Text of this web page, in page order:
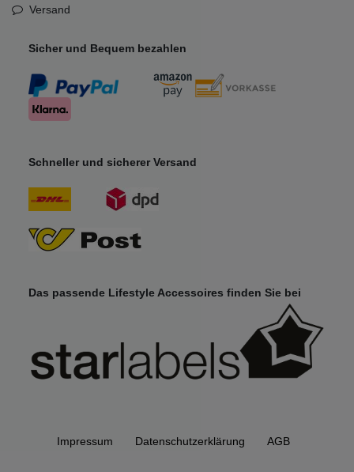
Versand
Sicher und Bequem bezahlen
Schneller und sicherer Versand
Das passende Lifestyle Accessoires finden Sie bei
Impressum Daten­schutz­erklärung AGB